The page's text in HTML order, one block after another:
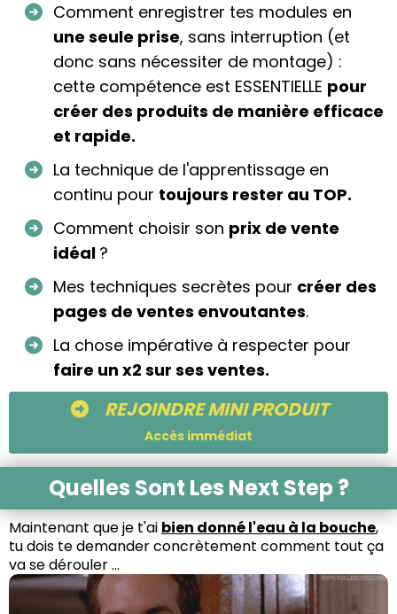
Comment enregistrer tes modules en
une seule prise, sans interruption (et
donc sans nécessiter de montage) :
cette compétence est ESSENTIELLE pour
créer des produits de manière efficace
et rapide.
La technique de l'apprentissage en
continu pour toujours rester au TOP.
Comment choisir son prix de vente
idéal ?
Mes techniques secrètes pour créer des
pages de ventes envoutantes.
La chose impérative à respecter pour
faire un x2 sur ses ventes.
REJOINDRE MINI PRODUIT
Accès immédiat
Quelles Sont Les Next Step ?
Maintenant que je t'ai bien donné l'eau à la bouche,
tu dois te demander concrètement comment tout ça
va se dérouler ...